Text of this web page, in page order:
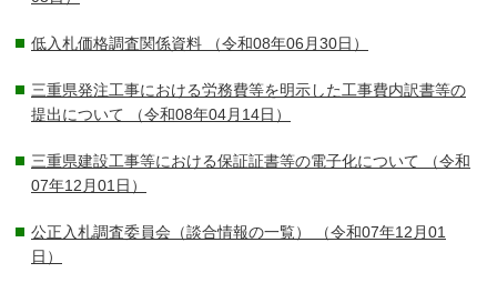
低入札価格調査関係資料 （令和08年06月30日）
三重県発注工事における労務費等を明示した工事費内訳書等の
提出について （令和08年04月14日）
三重県建設工事等における保証証書等の電子化について （令和
07年12月01日）
公正入札調査委員会（談合情報の一覧）
（令和07年12月01
日）